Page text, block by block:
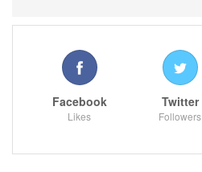
Facebook
Likes
Twitter
Followers